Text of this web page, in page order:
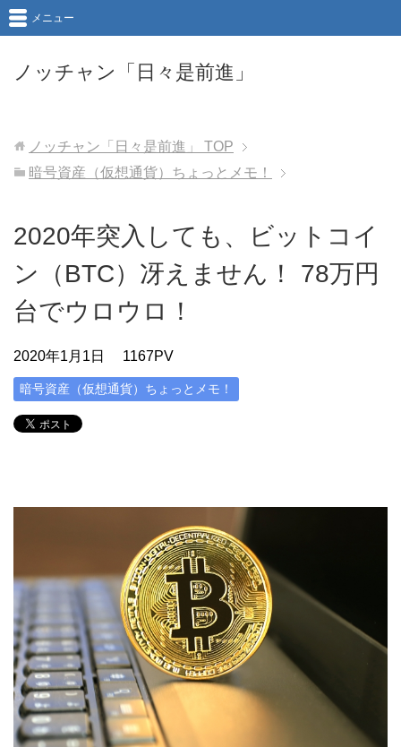
ノッチャン「日々是前進」
メニュー
ノッチャン「日々是前進」
TOP
暗号資産（仮想通貨）ちょっとメモ！
2020年突入しても、ビットコイ
ン（BTC）冴えません！ 78万円
台でウロウロ！
2020年1月1日 1167PV
暗号資産（仮想通貨）ちょっとメモ！